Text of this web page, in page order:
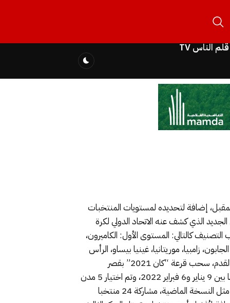
قلم الناس TV
إضافة لتحديده لمستويات المنتخبات
الجديد الذي كشف عنه الاتحاد الدولي لكرة
كالتالي: المستوى الأول: الكاميرون،
زامبيا، موريتانيا، غينيا بيساو، الرأس
الأخضر، سيراليون المستوى الرابع: السودان، جزر القمر، مالاوي، جامبيا، غينيا الاستوائية، إثيوبيا وقرر الاتحاد الإفريقي لكرة القدم، سحب قرعة “كان 2021” بقصر
المؤتمرات في العاصمة الكاميرونية ياوندي، وذلك يوم الثلاثاء المقبل، علما أن نهائيات كأس أمم أفريقيا ستجرى في الفترة ما بين 9 يناير و6 فبراير 2022، وتم اختيار 5 مدن
لاستقبال المباريات وهي: دوالا، ليمبي، ياوندي، بوفاسام وغاروا. PUBLICITÉ وستعرف كأس الأمم الإفريقية بالكاميرون، مثل النسخة الماضية، مشاركة 24 منتخبا